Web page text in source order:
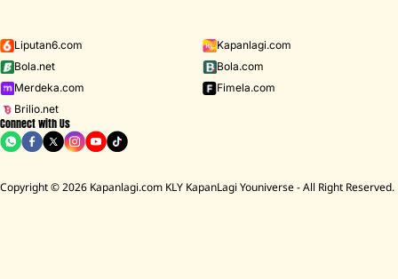
Iklan - Scroll ke bawah untuk melanjutkan
Liputan6.com
Kapanlagi.com
Bola.net
Bola.com
Merdeka.com
Fimela.com
Brilio.net
Connect with Us
Copyright © 2026 Kapanlagi.com KLY KapanLagi Youniverse - All Right Reserved.
D ACADEMY 8 Raisa